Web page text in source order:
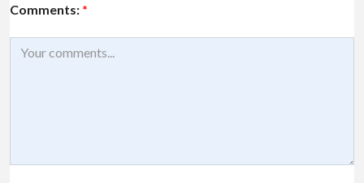
Comments: *